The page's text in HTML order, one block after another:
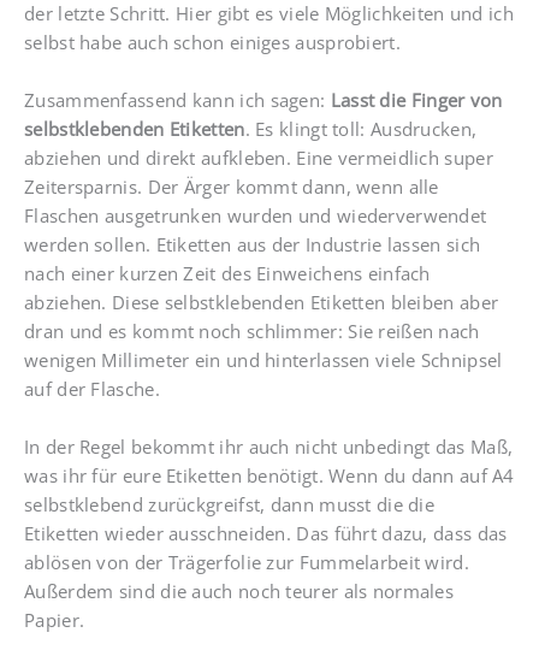
der letzte Schritt. Hier gibt es viele Möglichkeiten und ich
selbst habe auch schon einiges ausprobiert.
Zusammenfassend kann ich sagen: Lasst die Finger von
selbstklebenden Etiketten. Es klingt toll: Ausdrucken,
abziehen und direkt aufkleben. Eine vermeidlich super
Zeitersparnis. Der Ärger kommt dann, wenn alle
Flaschen ausgetrunken wurden und wiederverwendet
werden sollen. Etiketten aus der Industrie lassen sich
nach einer kurzen Zeit des Einweichens einfach
abziehen. Diese selbstklebenden Etiketten bleiben aber
dran und es kommt noch schlimmer: Sie reißen nach
wenigen Millimeter ein und hinterlassen viele Schnipsel
auf der Flasche.
In der Regel bekommt ihr auch nicht unbedingt das Maß,
was ihr für eure Etiketten benötigt. Wenn du dann auf A4
selbstklebend zurückgreifst, dann musst die die
Etiketten wieder ausschneiden. Das führt dazu, dass das
ablösen von der Trägerfolie zur Fummelarbeit wird.
Außerdem sind die auch noch teurer als normales
Papier.